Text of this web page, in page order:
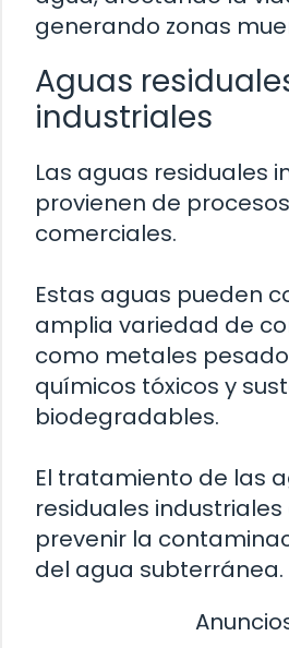
generando zonas
Aguas
industriales
Las aguas residuales
provienen de
comerciales.
Estas aguas pueden
amplia variedad de
como metales
químicos tóxicos y
biodegradables.
El tratamiento de las
residuales
prevenir la
del agua subterránea.